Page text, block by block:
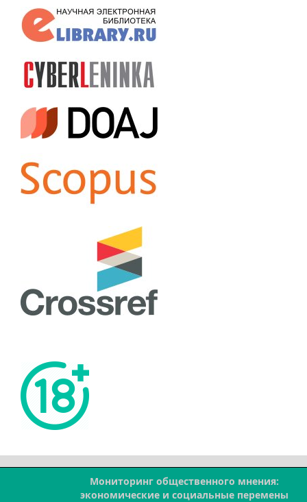
Мониторинг общественного мнения:
экономические и социальные перемены